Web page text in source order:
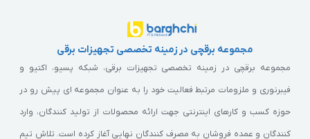
مجموعه برقچی در زمینه تخصصی تجهیزات برقی
مجموعه برقچی در زمینه تخصصی تجهیزات برقی، شبکه پسیو، اکتیو و
فیبرنوری و ملزومات مرتبط فعالیت خود را به عنوان مجموعه ای پیش رو در
حوزه کسب و کارهای اینترنتی جهت ارائه محصولات از تولید کنندگان، وارد
کنندگان و عمده فروشان به مصرف کنندگان نهایی آغاز کرده است. تلاش تیم